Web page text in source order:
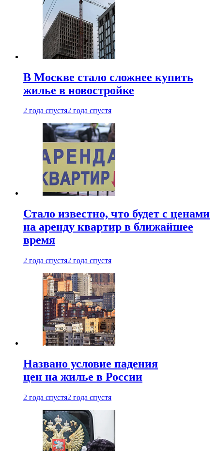
В Москве стало сложнее купить
жилье в новостройке
2 года спустя2 года спустя
Стало известно, что будет с ценами
на аренду квартир в ближайшее
время
2 года спустя2 года спустя
Названо условие падения
цен на жилье в России
2 года спустя2 года спустя